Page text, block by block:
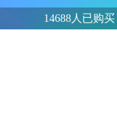
14688人已购买